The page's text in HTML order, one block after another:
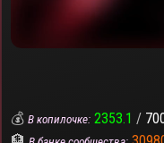
💰В копилочке: 2353.1 /